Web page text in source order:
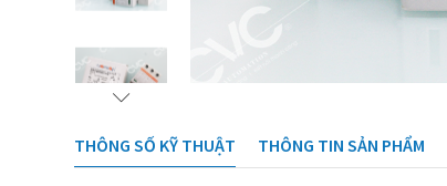
THÔNG SỐ KỸ THUẬT THÔNG TIN SẢN PHẨM